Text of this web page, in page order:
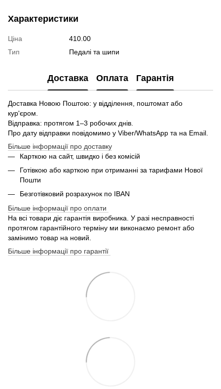
Характеристики
Ціна
410.00
Тип
Педалі та шипи
Доставка Оплата Гарантія
Доставка Новою Поштою: у відділення, поштомат або
кур'єром.
Відправка: протягом 1–3 робочих днів.
Про дату відправки повідомимо у Viber/WhatsApp та на Email.
Більше інформації про доставку
Карткою на сайт, швидко і без комісій
Готівкою або карткою при отриманні за тарифами Нової
Пошти
Безготівковий розрахунок по IBAN
Більше інформації про оплати
На всі товари діє гарантія виробника. У разі несправності
протягом гарантійного терміну ми виконаємо ремонт або
замінимо товар на новий.
Більше інформації про гарантії